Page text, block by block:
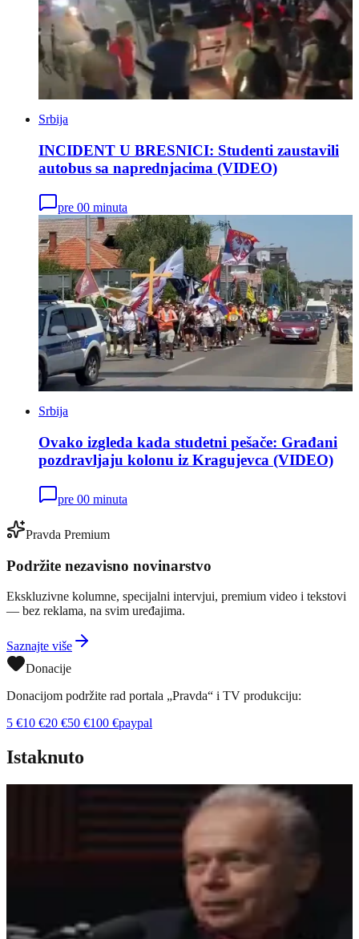
Srbija
INCIDENT U BRESNICI: Studenti zaustavili
autobus sa naprednjacima (VIDEO)
pre 00 minuta
Srbija
Ovako izgleda kada studetni pešače: Građani
pozdravljaju kolonu iz Kragujevca (VIDEO)
pre 00 minuta
Pravda Premium
Podržite nezavisno novinarstvo
Ekskluzivne kolumne, specijalni intervjui, premium video i tekstovi
— bez reklama, na svim uređajima.
Saznajte više
Donacije
Donacijom podržite rad portala „Pravda“ i TV produkciju:
5 €10 €20 €50 €100 €paypal
Istaknuto